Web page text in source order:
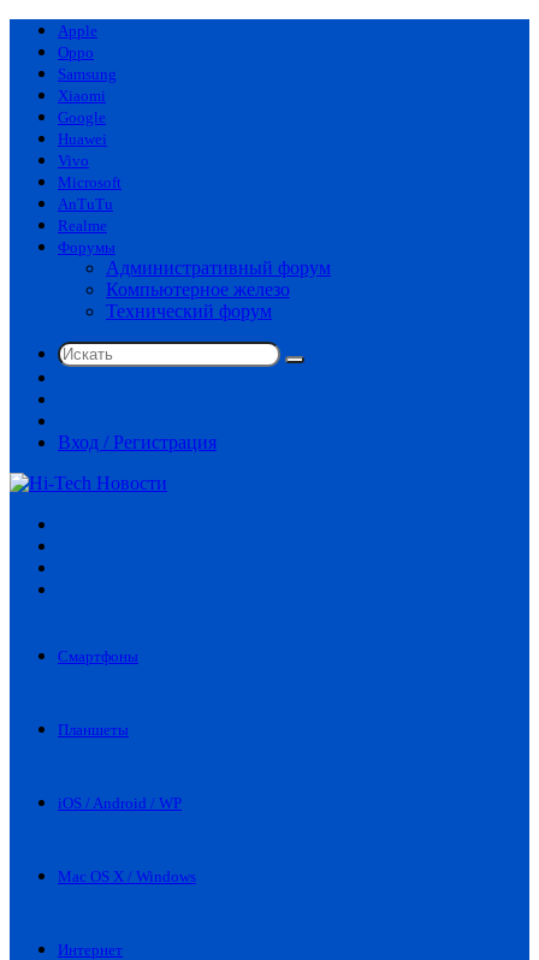
Apple
Oppo
Samsung
Xiaomi
Google
Huawei
Vivo
Microsoft
AnTuTu
Realme
Форумы
Административный форум
Компьютерное железо
Технический форум
Искать
статья
Вход / Регистрация
Смартфоны
Планшеты
iOS / Android / WP
Mac OS X / Windows
Интернет